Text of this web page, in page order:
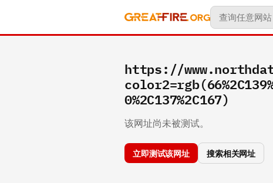
https://
0%2C137%2C167)
该网址尚未被测试。
立即测试该网址 搜索相关网址